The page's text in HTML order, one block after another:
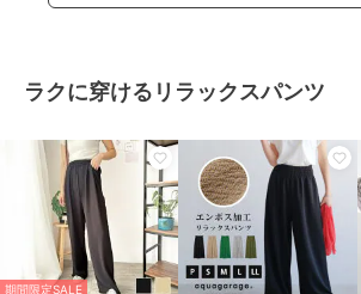
ラクに穿けるリラックスパンツ
期間限定SALE